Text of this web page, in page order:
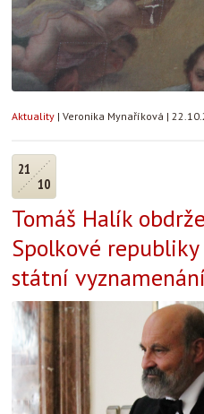
Aktuality | Veronika Mynaříková |
21
10
Tomáš Halík
Spolkové
státní vyznamenání